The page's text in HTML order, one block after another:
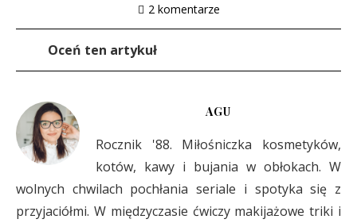
2 komentarze
Oceń ten artykuł
AGU
Rocznik '88. Miłośniczka kosmetyków,
kotów, kawy i bujania w obłokach. W
wolnych chwilach pochłania seriale i spotyka się z
przyjaciółmi. W międzyczasie ćwiczy makijażowe triki i